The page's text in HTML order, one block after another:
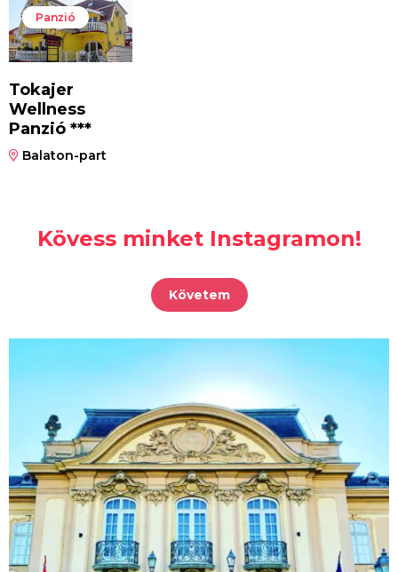
Panzió
Tokajer
Wellness
Panzió ***
Balaton-part
Kövess minket Instagramon!
Követem